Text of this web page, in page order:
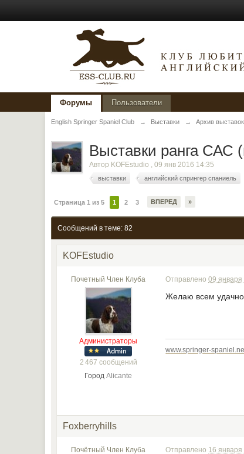
Форумы Пользователи
English Springer Spaniel Club → Выставки → Архив выставок
Выставки ранга САС
Автор KOFEstudio ,09 янв 2016 14:35
выставки английский спрингер спаниель
Страница 1 из 5 1 2 3 ВПЕРЕД »
Сообщений в теме: 82
KOFEstudio
Почетный Член Клуба
Администраторы
2 467 сообщений
Город Alicante
Отправлено09 января
Желаю всем
www.springer-
Foxberryhills
Почётный Член Клуба Отправлено 16